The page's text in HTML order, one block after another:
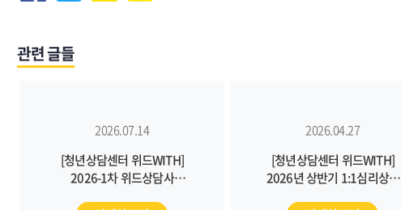
관련 글들
2026.07.14
[청년상담센터 위드WITH]
2026-1차 위드상담사
2026.04.27
[청년상담센터 위드WITH]
2026년 상반기 1:1심리상담